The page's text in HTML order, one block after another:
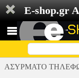
E-shop.gr
ΑΣΥΡΜΑΤΟ